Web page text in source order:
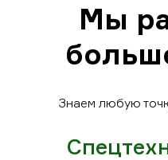
Мы
Знаем любую